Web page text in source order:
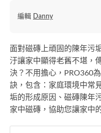
面對磁磚上頑固的陳年污
汙讓家中顯得老舊不堪，
決？不用擔心，PRO360
訣，包含：家庭環境中常
垢的形成原因、磁磚陳年
家中磁磚，協助您讓家中
編輯 Danny